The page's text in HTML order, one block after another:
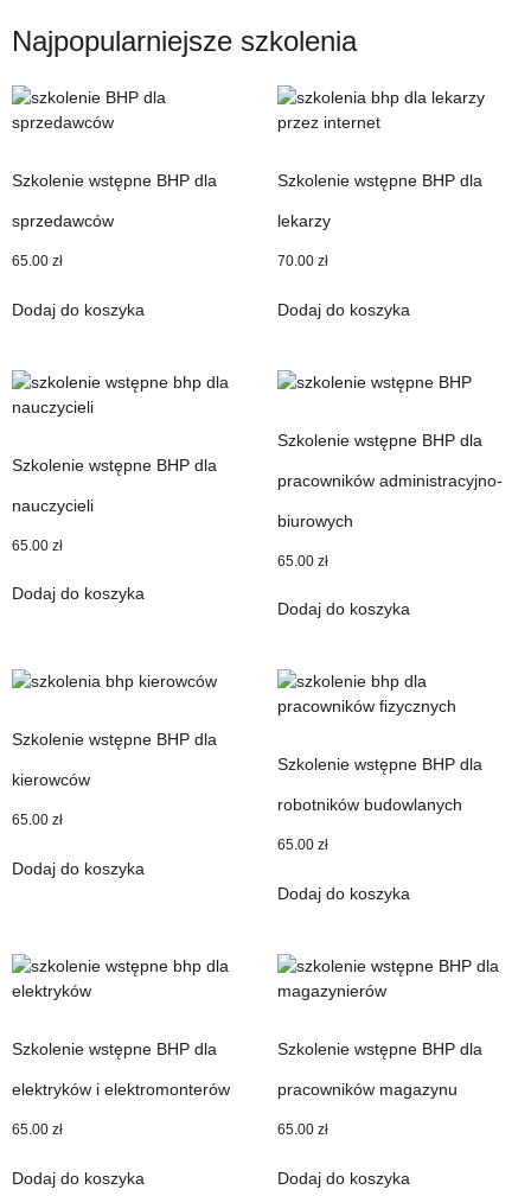
Najpopularniejsze szkolenia
Szkolenie wstępne BHP dla
sprzedawców
65.00 zł
Dodaj do koszyka
Szkolenie wstępne BHP dla
lekarzy
70.00 zł
Dodaj do koszyka
Szkolenie wstępne BHP dla
nauczycieli
65.00 zł
Dodaj do koszyka
Szkolenie wstępne BHP dla
pracowników administracyjno-
biurowych
65.00 zł
Dodaj do koszyka
Szkolenie wstępne BHP dla
kierowców
65.00 zł
Dodaj do koszyka
Szkolenie wstępne BHP dla
robotników budowlanych
65.00 zł
Dodaj do koszyka
Szkolenie wstępne BHP dla
elektryków i elektromonterów
65.00 zł
Dodaj do koszyka
Szkolenie wstępne BHP dla
pracowników magazynu
65.00 zł
Dodaj do koszyka